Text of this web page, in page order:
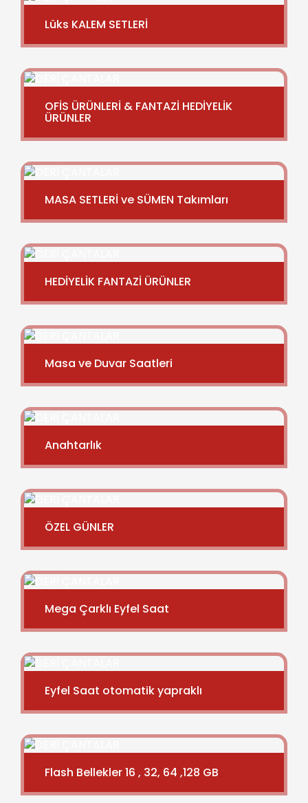
Lüks KALEM SETLERİ
OFİS ÜRÜNLERİ & FANTAZİ HEDİYELİK
ÜRÜNLER
MASA SETLERİ ve SÜMEN Takımları
HEDİYELİK FANTAZİ ÜRÜNLER
Masa ve Duvar Saatleri
Anahtarlık
ÖZEL GÜNLER
Mega Çarklı Eyfel Saat
Eyfel Saat otomatik yapraklı
Flash Bellekler 16 , 32, 64 ,128 GB